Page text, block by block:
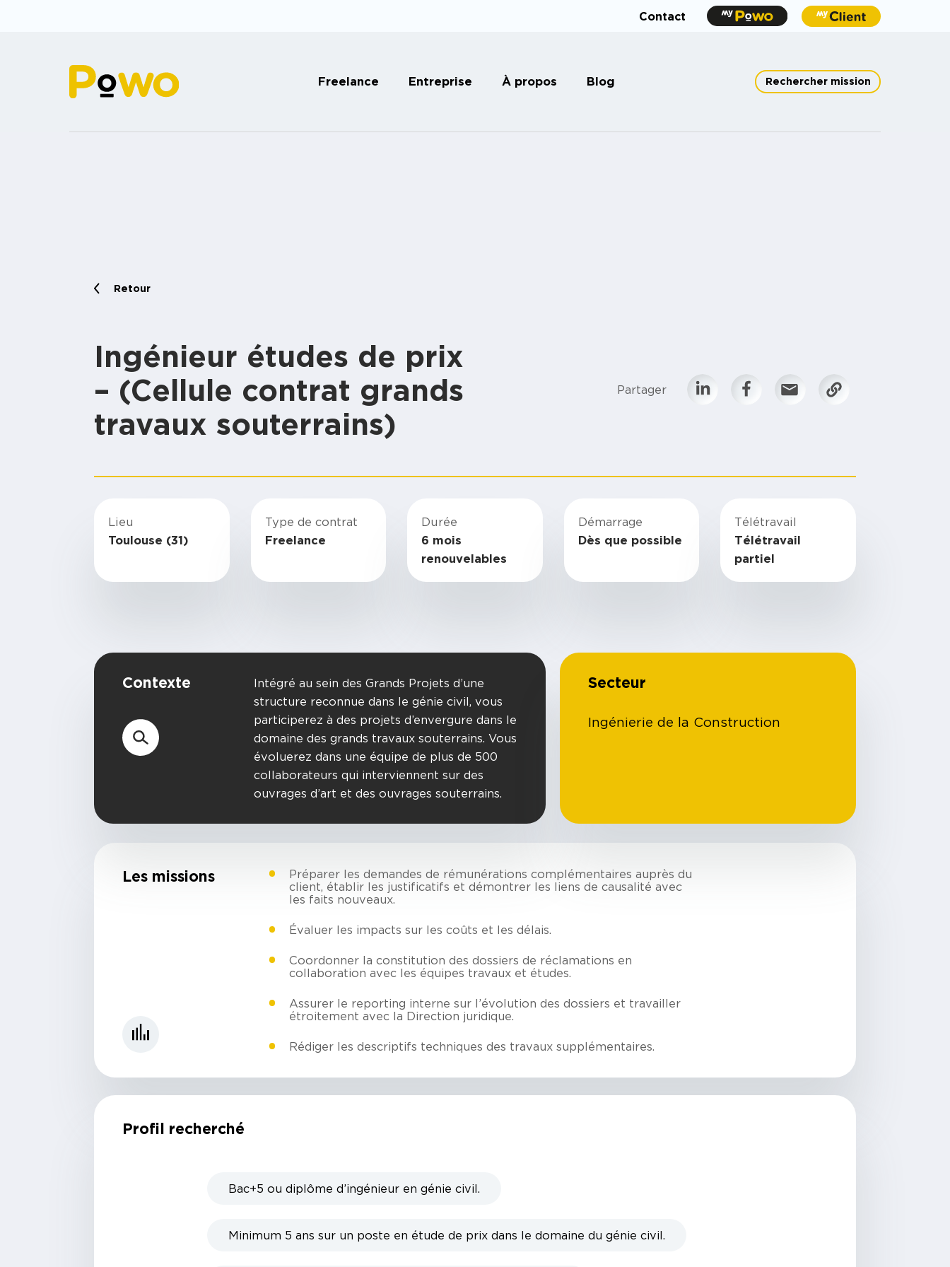
Contact
Freelance Entreprise À propos Blog Rechercher mission
Retour
Ingénieur études de prix
– (Cellule contrat grands
travaux souterrains)
Partager
Lieu
Toulouse (31)
Type de contrat
Freelance
Durée
6 mois
renouvelables
Démarrage
Dès que possible
Télétravail
Télétravail
partiel
Contexte
Intégré au sein des Grands Projets d’une
structure reconnue dans le génie civil, vous
participerez à des projets d’envergure dans le
domaine des grands travaux souterrains. Vous
évoluerez dans une équipe de plus de 500
collaborateurs qui interviennent sur des
ouvrages d’art et des ouvrages souterrains.
Secteur
Ingénierie de la Construction
Les missions
Préparer les demandes de rémunérations complémentaires auprès du
client, établir les justificatifs et démontrer les liens de causalité avec
les faits nouveaux.
Évaluer les impacts sur les coûts et les délais.
Coordonner la constitution des dossiers de réclamations en
collaboration avec les équipes travaux et études.
Assurer le reporting interne sur l’évolution des dossiers et travailler
étroitement avec la Direction juridique.
Rédiger les descriptifs techniques des travaux supplémentaires.
Profil recherché
Bac+5 ou diplôme d’ingénieur en génie civil.
Minimum 5 ans sur un poste en étude de prix dans le domaine du génie civil.